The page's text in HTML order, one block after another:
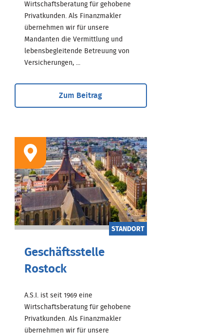
Wirtschaftsberatung für gehobene
Privatkunden. Als Finanzmakler
übernehmen wir für unsere
Mandanten die Vermittlung und
lebensbegleitende Betreuung von
Versicherungen, ...
Zum Beitrag
STANDORT
Geschäftsstelle
Rostock
A.S.I. ist seit 1969 eine
Wirtschaftsberatung für gehobene
Privatkunden. Als Finanzmakler
übernehmen wir für unsere